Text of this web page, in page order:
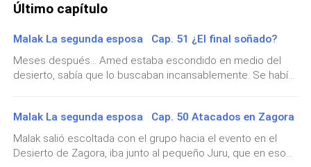
—No sé si una nadhl, tenga palabra.
—¡No soy una bastarda!—gritaba ella.
—¡Nadhl!—le gritaban los niños de la escuela.
—¡No soy una bastarda!
Último capítulo
Malak La segunda esposa Cap. 51 ¿El final soñado?
Meses después… Amed estaba escondido en medio del
desierto, sabía que lo buscaban incansablemente. Se había
anunció. —Ya basta de tristeza, hijo mío, lo
reconquistaremos todo de nuevo, envié por unas
danzarinas y unas prostitutas para satisfacer nuestros
sentidos. Amed sonrió, necesitaba diversión para olvidar
Malak La segunda esposa Cap. 50 Atacados en Zagora
Malak salió escoltada con el grupo hacia el evento en el
Desierto de Zagora, iba junto al pequeño Juru, que en esos